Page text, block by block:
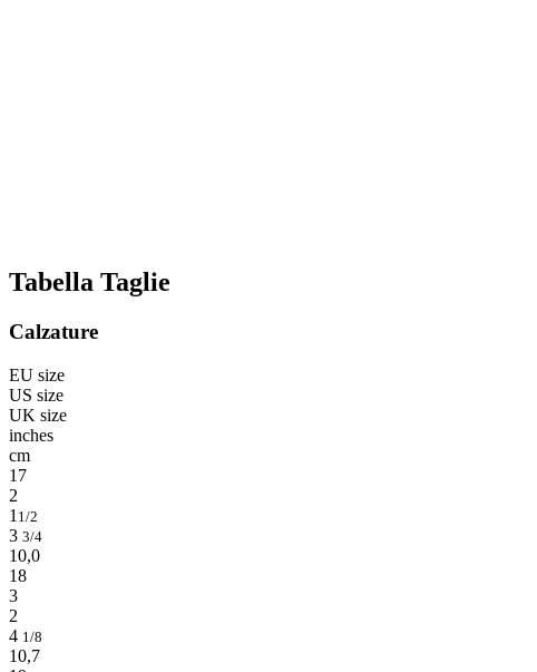
Tabella Taglie
Calzature
EU size
US size
UK size
inches
cm
17
2
1 1/2
3 3/4
10,0
18
3
2
4 1/8
10,7